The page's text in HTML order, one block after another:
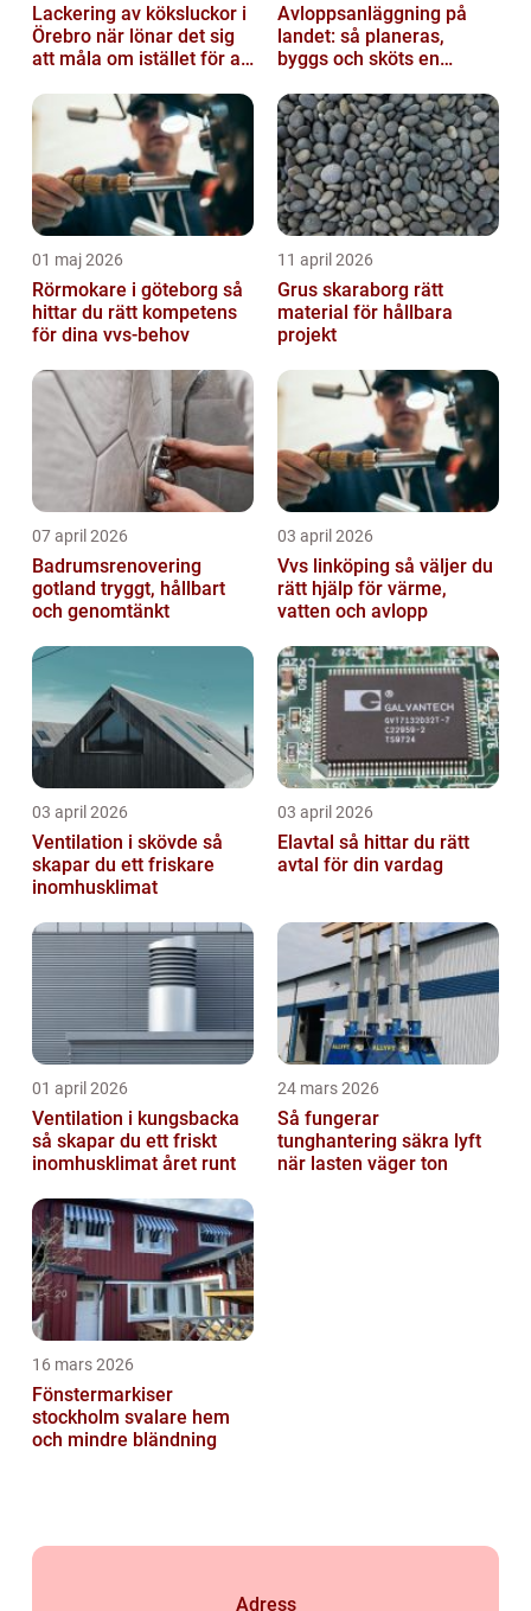
Lackering av köksluckor i
Örebro när lönar det sig
att måla om istället för att
Avloppsanläggning på
landet: så planeras,
byggs och sköts en
01 maj 2026
Rörmokare i göteborg så
hittar du rätt kompetens
för dina vvs-behov
11 april 2026
Grus skaraborg rätt
material för hållbara
projekt
07 april 2026
Badrumsrenovering
gotland tryggt, hållbart
och genomtänkt
03 april 2026
Vvs linköping så väljer du
rätt hjälp för värme,
vatten och avlopp
03 april 2026
Ventilation i skövde så
skapar du ett friskare
inomhusklimat
03 april 2026
Elavtal så hittar du rätt
avtal för din vardag
01 april 2026
Ventilation i kungsbacka
så skapar du ett friskt
inomhusklimat året runt
24 mars 2026
Så fungerar
tunghantering säkra lyft
när lasten väger ton
16 mars 2026
Fönstermarkiser
stockholm svalare hem
och mindre bländning
Adress